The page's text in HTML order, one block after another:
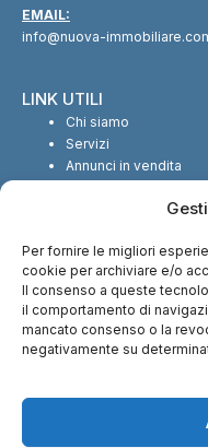
Per fornire le migliori
cookie per archiviare e/o
Il consenso a queste
il comportamento di
mancato consenso o la
negativamente su
EMAIL:
info@nuova-
LINK UTILI
Chi siamo
Servizi
Annunci in vendita
SEGUICI SUI SOCIAL
CI